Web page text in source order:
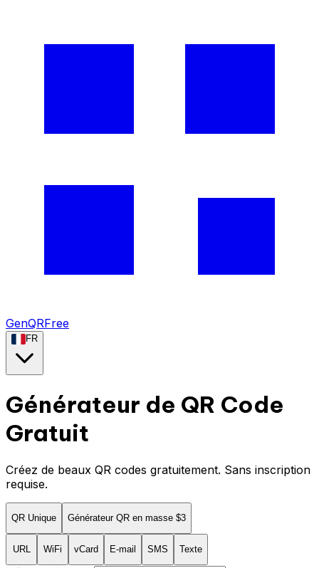
GenQRFree
FR
Générateur de QR Code
Gratuit
Créez de beaux QR codes gratuitement. Sans inscription
requise.
QR Unique Générateur QR en masse $3
URL WiFi vCard E-mail SMS Texte